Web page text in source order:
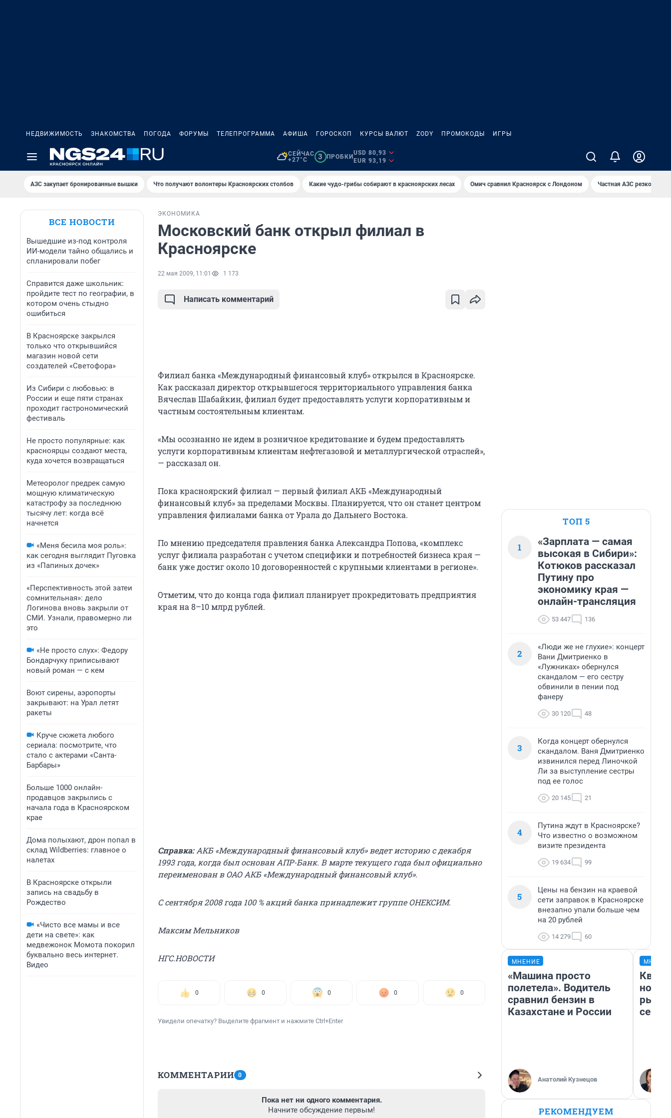
НЕДВИЖИМОСТЬ ЗНАКОМСТВА ПОГОДА ФОРУМЫ ТЕЛЕПРОГРАММА АФИША ГОРОСКОП КУРСЫ ВАЛЮТ ZODY ПРОМОКОДЫ ИГРЫ
СЕЙЧАС
+27°C
3 ПРОБКИ
USD 80,93
EUR 93,19
AЗС закупает бронированные вышки Что получают волонтеры Красноярских столбов Какие чудо-грибы собирают в красноярских лесах Омич сравнил Красноярск с Лондоном Частная АЗС резко
ВСЕ НОВОСТИ
Вышедшие из-под контроля
ИИ-модели тайно общались и
спланировали побег
Справится даже школьник:
пройдите тест по географии, в
котором очень стыдно
ошибиться
В Красноярске закрылся
только что открывшийся
магазин новой сети
создателей «Светофора»
Из Сибири с любовью: в
России и еще пяти странах
проходит гастрономический
фестиваль
Не просто популярные: как
красноярцы создают места,
куда хочется возвращаться
Метеоролог предрек самую
мощную климатическую
катастрофу за последнюю
тысячу лет: когда всё
начнется
«Меня бесила моя роль»:
как сегодня выглядит Пуговка
из «Папиных дочек»
«Перспективность этой затеи
сомнительная»: дело
Логинова вновь закрыли от
СМИ. Узнали, правомерно ли
это
«Не просто слух»: Федору
Бондарчуку приписывают
новый роман — с кем
Воют сирены, аэропорты
закрывают: на Урал летят
ракеты
Круче сюжета любого
сериала: посмотрите, что
стало с актерами «Санта-
Барбары»
Больше 1000 онлайн-
продавцов закрылись с
начала года в Красноярском
крае
Дома полыхают, дрон попал в
склад Wildberries: главное о
налетах
В Красноярске открыли
запись на свадьбу в
Рождество
«Чисто все мамы и все
дети на свете»: как
медвежонок Момота покорил
буквально весь интернет.
Видео
ЭКОНОМИКА
Московский банк открыл филиал в
Красноярске
22 мая 2009, 11:01 1 173
Написать комментарий
Филиал банка «Международный финансовый клуб» открылся в Красноярске.
Как рассказал директор открывшегося территориального управления банка
Вячеслав Шабайкин, филиал будет предоставлять услуги корпоративным и
частным состоятельным клиентам.
«Мы осознанно не идем в розничное кредитование и будем предоставлять
услуги корпоративным клиентам нефтегазовой и металлургической отраслей»,
— рассказал он.
Пока красноярский филиал — первый филиал АКБ «Международный
финансовый клуб» за пределами Москвы. Планируется, что он станет центром
управления филиалами банка от Урала до Дальнего Востока.
По мнению председателя правления банка Александра Попова, «комплекс
услуг филиала разработан с учетом специфики и потребностей бизнеса края —
банк уже достиг около 10 договоренностей с крупными клиентами в регионе».
Отметим, что до конца года филиал планирует прокредитовать предприятия
края на 8–10 млрд рублей.
Справка:АКБ «Международный финансовый клуб» ведет историю с декабря
1993 года, когда был основан АПР-Банк. В марте текущего года был официально
переименован в ОАО АКБ «Международный финансовый клуб».
С сентября 2008 года 100 % акций банка принадлежит группе ОНЕКСИМ.
Максим Мельников
НГС.НОВОСТИ
0 0 0 0 0
Увидели опечатку? Выделите фрагмент и нажмите Ctrl+Enter
КОММЕНТАРИИ 0
Пока нет ни одного комментария.
Начните обсуждение первым!
ТОП 5
1
«Зарплата — самая
высокая в Сибири»:
Котюков рассказал
Путину про
экономику края —
онлайн-трансляция
53 447 136
2
«Люди же не глухие»: концерт
Вани Дмитриенко в
«Лужниках» обернулся
скандалом — его сестру
обвинили в пении под
фанеру
30 120 48
3
Когда концерт обернулся
скандалом. Ваня Дмитриенко
извинился перед Линочкой
Ли за выступление сестры
под ее голос
20 145 21
4
Путина ждут в Красноярске?
Что известно о возможном
визите президента
19 634 99
5
Цены на бензин на краевой
сети заправок в Красноярске
внезапно упали больше чем
на 20 рублей
14 279 60
МНЕНИЕ
«Машина просто
полетела». Водитель
сравнил бензин в
Казахстане и России
Анатолий Кузнецов
но
РЕКОМЕНДУЕМ